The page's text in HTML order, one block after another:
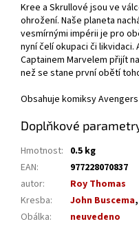
Kree a Skrullové jsou ve
ohrožení. Naše planeta
vesmírnými impérii je pro
nyní čelí okupaci či
Captainem Marvelem přijít
než se stane první obětí
Obsahuje komiksy Avengers
Doplňkové
Hmotnost: 0.5 kg
EAN:
977228070837
autor:
Roy Thomas
Kresba: John Buscema,
Obálka:
neuvedeno